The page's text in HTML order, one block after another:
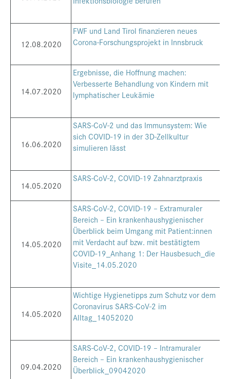
12.08.2020
FWF und Land Tirol finanzieren neues
Corona-Forschungsprojekt in Innsbruck
14.07.2020
Ergebnisse, die Hoffnung machen:
Verbesserte Behandlung von Kindern mit
lymphatischer Leukämie
16.06.2020
SARS-CoV-2 und das Immunsystem: Wie
sich COVID-19 in der 3D-Zellkultur
simulieren lässt
14.05.2020
SARS-CoV-2, COVID-19 Zahnarztpraxis
14.05.2020
SARS-CoV-2, COVID-19 – Extramuraler
Bereich – Ein krankenhaushygienischer
Überblick beim Umgang mit Patient:innen
mit Verdacht auf bzw. mit bestätigtem
COVID-19_Anhang 1: Der Hausbesuch_die
Visite_14.05.2020
14.05.2020
Wichtige Hygienetipps zum Schutz vor dem
Coronavirus SARS-CoV-2 im
Alltag_14052020
09.04.2020
SARS-CoV-2, COVID-19 – Intramuraler
Bereich – Ein krankenhaushygienischer
Überblick_09042020